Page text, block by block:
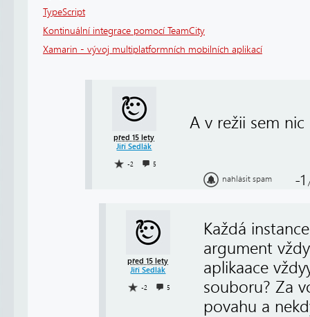
TypeScript
Kontinuální integrace pomocí TeamCity
Xamarin - vývoj multiplatformních mobilních aplikací
před 15 lety
Jiří Sedlák
-2 5
A v režii sem nic
nahlásit spam -1
před 15 lety
Jiří Sedlák
-2 5
Každá
argument
aplikaace
souboru? Za
povahu a